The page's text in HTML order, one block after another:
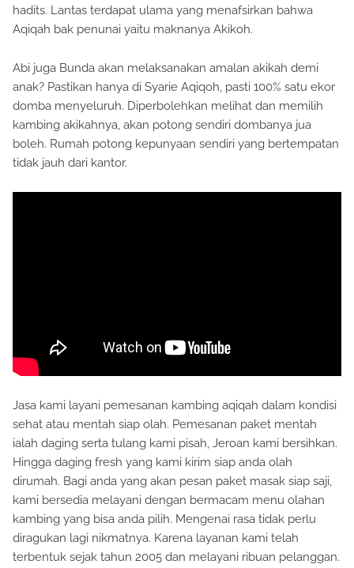
hadits. Lantas terdapat ulama yang menafsirkan bahwa
Aqiqah bak penunai yaitu maknanya Akikoh.
Abi juga Bunda akan melaksanakan amalan akikah demi
anak? Pastikan hanya di Syarie Aqiqoh, pasti 100% satu ekor
domba menyeluruh. Diperbolehkan melihat dan memilih
kambing akikahnya, akan potong sendiri dombanya jua
boleh. Rumah potong kepunyaan sendiri yang bertempatan
tidak jauh dari kantor.
Jasa kami layani pemesanan kambing aqiqah dalam kondisi
sehat atau mentah siap olah. Pemesanan paket mentah
ialah daging serta tulang kami pisah, Jeroan kami bersihkan.
Hingga daging fresh yang kami kirim siap anda olah
dirumah. Bagi anda yang akan pesan paket masak siap saji,
kami bersedia melayani dengan bermacam menu olahan
kambing yang bisa anda pilih. Mengenai rasa tidak perlu
diragukan lagi nikmatnya. Karena layanan kami telah
terbentuk sejak tahun 2005 dan melayani ribuan pelanggan.